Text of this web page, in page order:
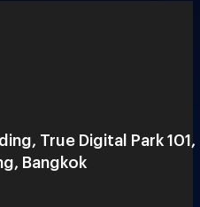
True Digital Park 101,
Bangkok